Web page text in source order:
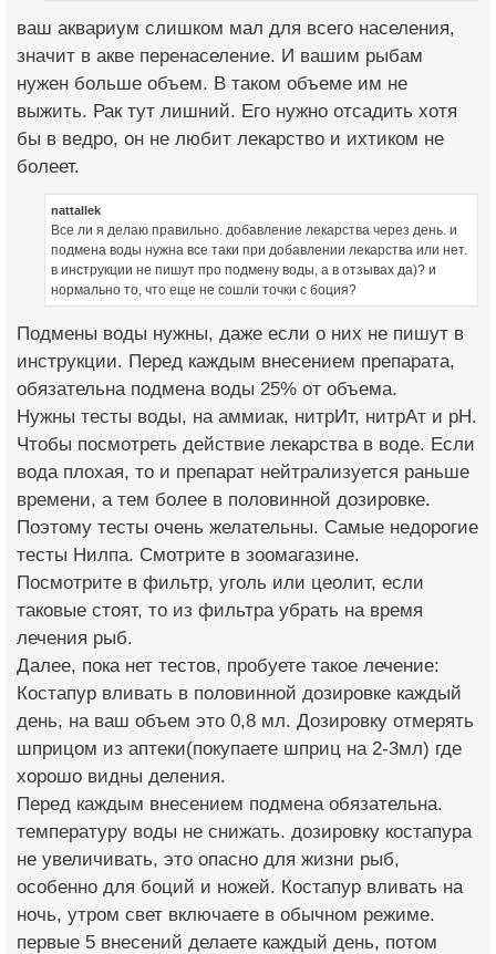
ваш аквариум слишком мал для всего населения,
значит в акве перенаселение. И вашим рыбам
нужен больше объем. В таком объеме им не
выжить. Рак тут лишний. Его нужно отсадить хотя
бы в ведро, он не любит лекарство и ихтиком не
болеет.
nattallek
Все ли я делаю правильно. добавление лекарства через день. и
подмена воды нужна все таки при добавлении лекарства или нет.
в инструкции не пишут про подмену воды, а в отзывах да)? и
нормально то, что еще не сошли точки с боция?
Подмены воды нужны, даже если о них не пишут в
инструкции. Перед каждым внесением препарата,
обязательна подмена воды 25% от объема.
Нужны тесты воды, на аммиак, нитрИт, нитрАт и pH.
Чтобы посмотреть действие лекарства в воде. Если
вода плохая, то и препарат нейтрализуется раньше
времени, а тем более в половинной дозировке.
Поэтому тесты очень желательны. Самые недорогие
тесты Нилпа. Смотрите в зоомагазине.
Посмотрите в фильтр, уголь или цеолит, если
таковые стоят, то из фильтра убрать на время
лечения рыб.
Далее, пока нет тестов, пробуете такое лечение:
Костапур вливать в половинной дозировке каждый
день, на ваш объем это 0,8 мл. Дозировку отмерять
шприцом из аптеки(покупаете шприц на 2-3мл) где
хорошо видны деления.
Перед каждым внесением подмена обязательна.
температуру воды не снижать. дозировку костапура
не увеличивать, это опасно для жизни рыб,
особенно для боций и ножей. Костапур вливать на
ночь, утром свет включаете в обычном режиме.
первые 5 внесений делаете каждый день, потом